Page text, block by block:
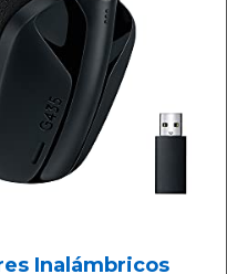
Inalámbricos